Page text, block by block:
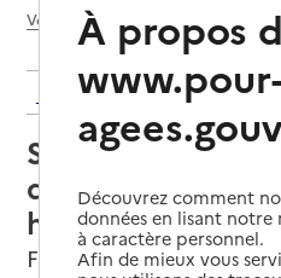
Voir le fil d’Ariane
Retour aux résultats de
Service de soins
domicile – SSIAD
hospitalier de
Fismes, MARNE
À propos
Découvrez comment
données en lisant
à caractère personnel.
Afin de mieux vous